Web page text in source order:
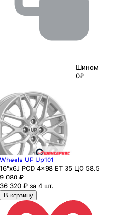
Шиномонтаж
0₽
Wheels UP Up101
16"x6J PCD 4x98 ЕТ 35 ЦО 58.5
9 080 ₽
36 320 ₽ за 4 шт.
В корзину